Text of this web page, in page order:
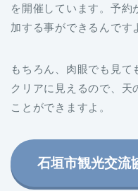
を開催しています。予約
加する事ができるんです
もちろん、肉眼でも見
クリアに見えるので、天
ことができますよ。
石垣市観光交流